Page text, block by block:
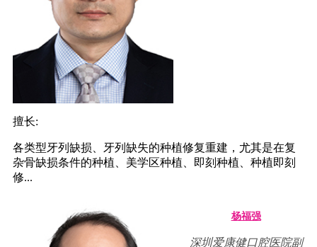
擅长:
各类型牙列缺损、牙列缺失的种植修复重建，尤其是在复
杂骨缺损条件的种植、美学区种植、即刻种植、种植即刻
修...
杨福强
深圳爱康健口腔医院副